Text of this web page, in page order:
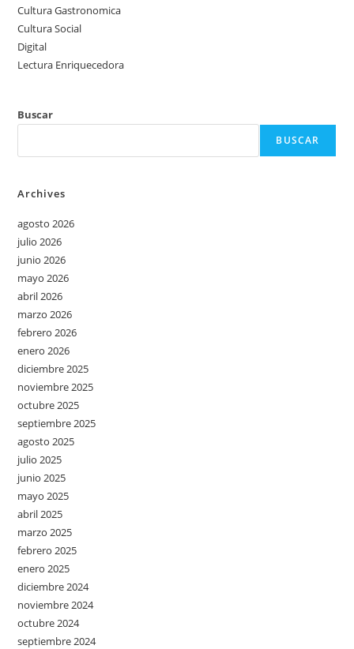
Cultura Gastronomica
Cultura Social
Digital
Lectura Enriquecedora
Buscar
BUSCAR
Archives
agosto 2026
julio 2026
junio 2026
mayo 2026
abril 2026
marzo 2026
febrero 2026
enero 2026
diciembre 2025
noviembre 2025
octubre 2025
septiembre 2025
agosto 2025
julio 2025
junio 2025
mayo 2025
abril 2025
marzo 2025
febrero 2025
enero 2025
diciembre 2024
noviembre 2024
octubre 2024
septiembre 2024